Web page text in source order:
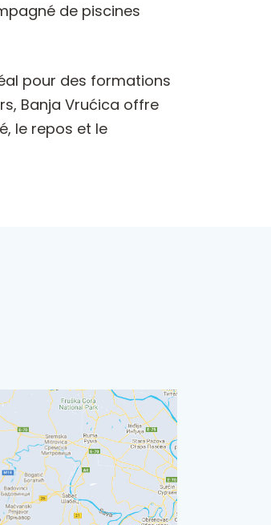
de piscines
pour des formations
Banja Vrućica offre
le repos et le